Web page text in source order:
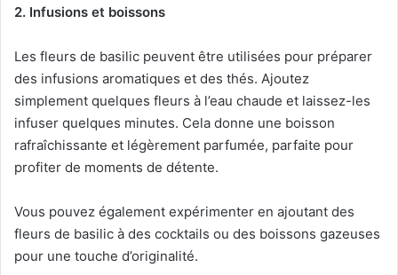
2. Infusions et boissons
Les fleurs de basilic peuvent être utilisées pour préparer
des infusions aromatiques et des thés. Ajoutez
simplement quelques fleurs à l’eau chaude et laissez-les
infuser quelques minutes. Cela donne une boisson
rafraîchissante et légèrement parfumée, parfaite pour
profiter de moments de détente.
Vous pouvez également expérimenter en ajoutant des
fleurs de basilic à des cocktails ou des boissons gazeuses
pour une touche d’originalité.